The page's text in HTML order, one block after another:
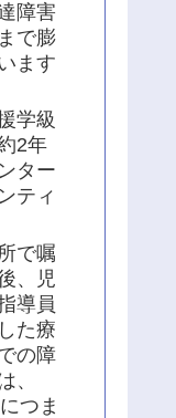
障害
で膨
ます
学級
2年
ター
ティ
で嘱
、児
導員
た療
の障
、
つま